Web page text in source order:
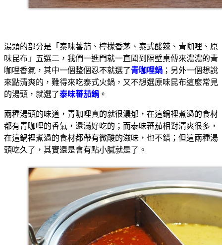
湯頭的部分是「泰味蕃茄、檸檬香茅、泰式酸辣、青咖哩、原
味昆布」五選二，我們一進門就一直聞到隔壁桌傳來濃濃的青
咖哩香氣，其中一個整個忍不就選了青咖哩鍋 ；另外一個想說
來點清爽的，難得來吃泰式火鍋，又不想選原味昆布這麼常見
的湯頭，就選了泰味蕃茄鍋 。
兩種湯頭的味道，青咖哩真的就很濃郁，在這鍋裡煮過的食材
都有青咖哩的香氣，還滿好吃的；而泰味蕃茄相對清爽很多，
在這鍋裡煮過的食材都帶有微酸的滋味，也不錯；但這兩種湯
頭吃久了，其實還是會有點小膩就是了。